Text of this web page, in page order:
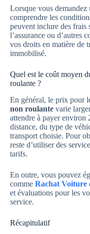
Lorsque vous demandez
comprendre les
peuvent inclure des frais
l’assurance ou d’autres
vos droits en matière de
immobilisé.
Quel est le coût moyen
roulante ?
En général, le prix pour
non roulante varie
attendre à payer environ
distance, du type de
transport choisie. Pour
reste d’utiliser des
tarifs.
En outre, vous pouvez
comme Rachat Voiture
et évaluations pour les
service.
Récapitulatif